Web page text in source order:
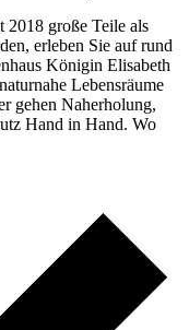
2018 große Teile als
erleben Sie auf rund
Königin Elisabeth
Lebensräume
gehen Naherholung,
Hand in Hand. Wo